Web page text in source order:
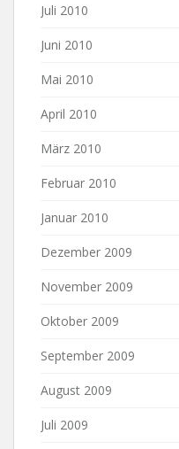
Juli 2010
Juni 2010
Mai 2010
April 2010
März 2010
Februar 2010
Januar 2010
Dezember 2009
November 2009
Oktober 2009
September 2009
August 2009
Juli 2009